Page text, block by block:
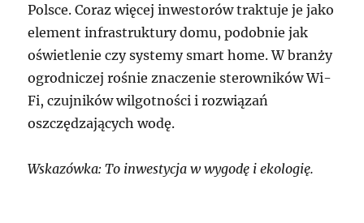
Polsce. Coraz więcej inwestorów traktuje je jako
element infrastruktury domu, podobnie jak
oświetlenie czy systemy smart home. W branży
ogrodniczej rośnie znaczenie sterowników Wi-
Fi, czujników wilgotności i rozwiązań
oszczędzających wodę.
Wskazówka: To inwestycja w wygodę i ekologię.